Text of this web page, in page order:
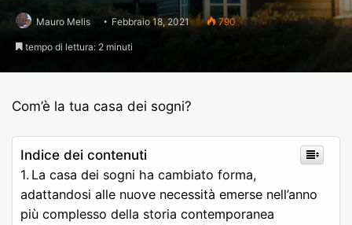
Mauro Melis Febbraio 18, 2021 790
tempo di lettura: 2 minuti
Com’è la tua casa dei sogni?
Indice dei contenuti
La casa dei sogni ha cambiato forma,
adattandosi alle nuove necessità emerse nell’anno
più complesso della storia contemporanea